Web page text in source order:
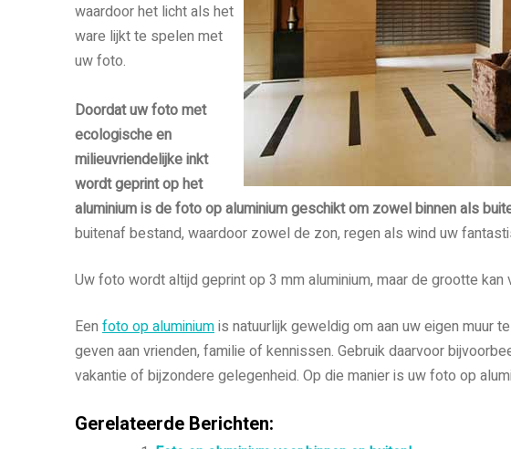
waardoor het licht als het
ware lijkt te spelen met
uw foto.
Doordat uw foto met
ecologische en
milieuvriendelijke inkt
wordt geprint op het
aluminium is de foto op aluminium geschikt om zowel binnen als
buitenaf bestand, waardoor zowel de zon, regen als wind uw
Uw foto wordt altijd geprint op 3 mm aluminium, maar de grootte
Een foto op aluminiumis natuurlijk geweldig om aan uw eigen muur
geven aan vrienden, familie of kennissen. Gebruik daarvoor
vakantie of bijzondere gelegenheid. Op die manier is uw foto op
Gerelateerde Berichten: